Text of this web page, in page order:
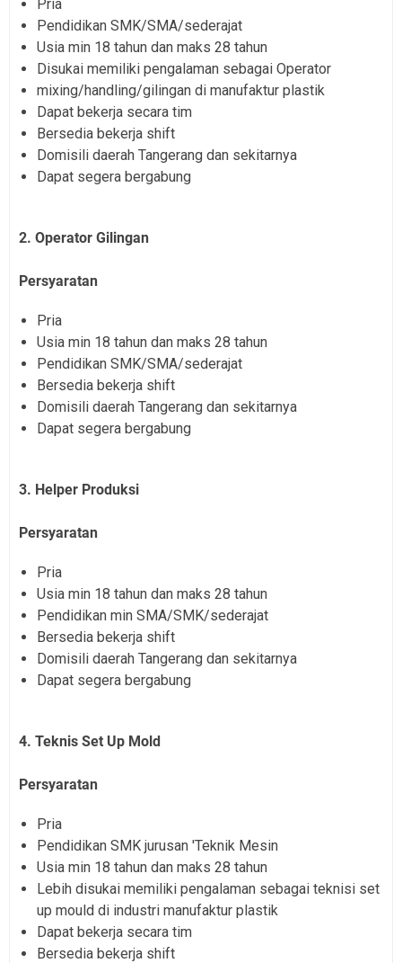
Pria
Pendidikan SMK/SMA/sederajat
Usia min 18 tahun dan maks 28 tahun
Disukai memiliki pengalaman sebagai Operator
mixing/handling/gilingan di manufaktur plastik
Dapat bekerja secara tim
Bersedia bekerja shift
Domisili daerah Tangerang dan sekitarnya
Dapat segera bergabung
2. Operator Gilingan
Persyaratan
Pria
Usia min 18 tahun dan maks 28 tahun
Pendidikan SMK/SMA/sederajat
Bersedia bekerja shift
Domisili daerah Tangerang dan sekitarnya
Dapat segera bergabung
3. Helper Produksi
Persyaratan
Pria
Usia min 18 tahun dan maks 28 tahun
Pendidikan min SMA/SMK/sederajat
Bersedia bekerja shift
Domisili daerah Tangerang dan sekitarnya
Dapat segera bergabung
4. Teknis Set Up Mold
Persyaratan
Pria
Pendidikan SMK jurusan 'Teknik Mesin
Usia min 18 tahun dan maks 28 tahun
Lebih disukai memiliki pengalaman sebagai teknisi set
up mould di industri manufaktur plastik
Dapat bekerja secara tim
Bersedia bekerja shift